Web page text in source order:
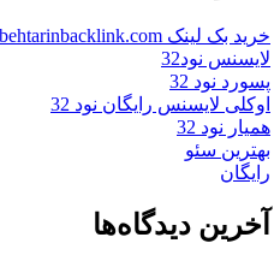
خرید بک لینک behtarinbacklink.com
لایسنس نود32
پسورد نود 32
اوکلی لایسنس رایگان نود 32
همیار نود 32
بهترین سئو
رایگان
آخرین دیدگاه‌ها